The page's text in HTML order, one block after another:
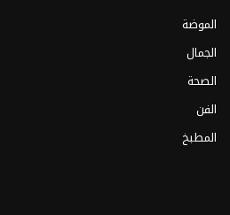
الموضة
الجمال
الصحة
الفن
المطبخ